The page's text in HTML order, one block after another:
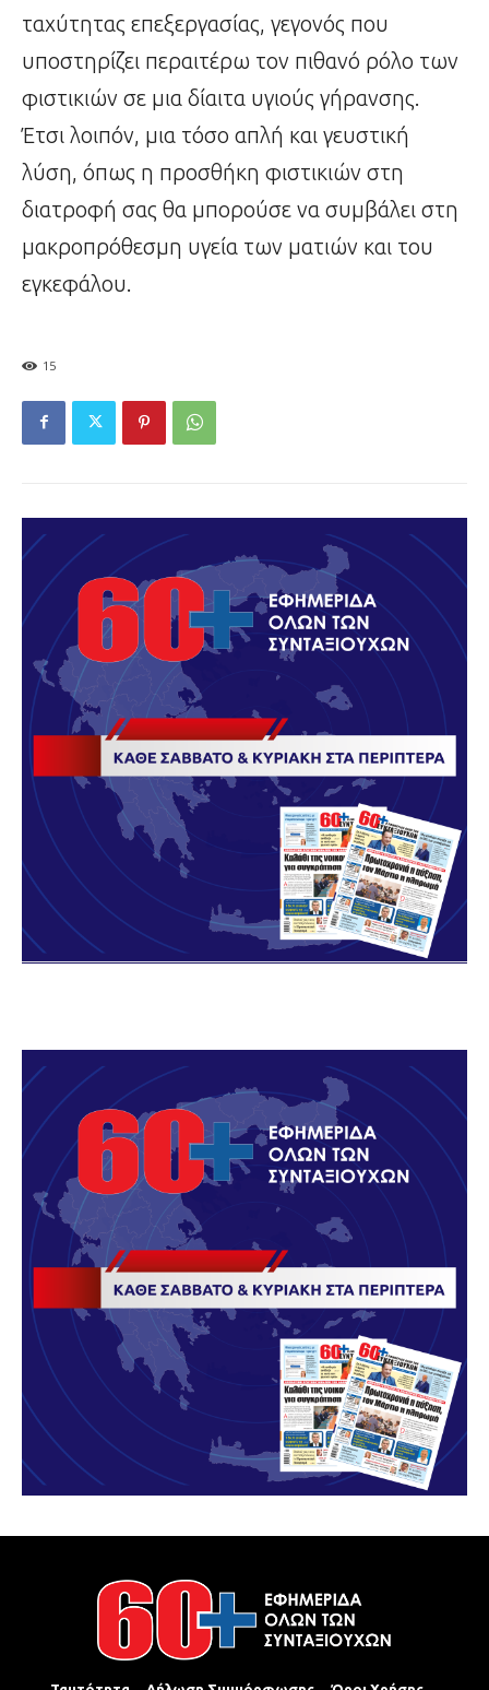
ταχύτητας επεξεργασίας, γεγονός που
υποστηρίζει περαιτέρω τον πιθανό ρόλο των
φιστικιών σε μια δίαιτα υγιούς γήρανσης.
Έτσι λοιπόν, μια τόσο απλή και γευστική
λύση, όπως η προσθήκη φιστικιών στη
διατροφή σας θα μπορούσε να συμβάλει στη
μακροπρόθεσμη υγεία των ματιών και του
εγκεφάλου.
15